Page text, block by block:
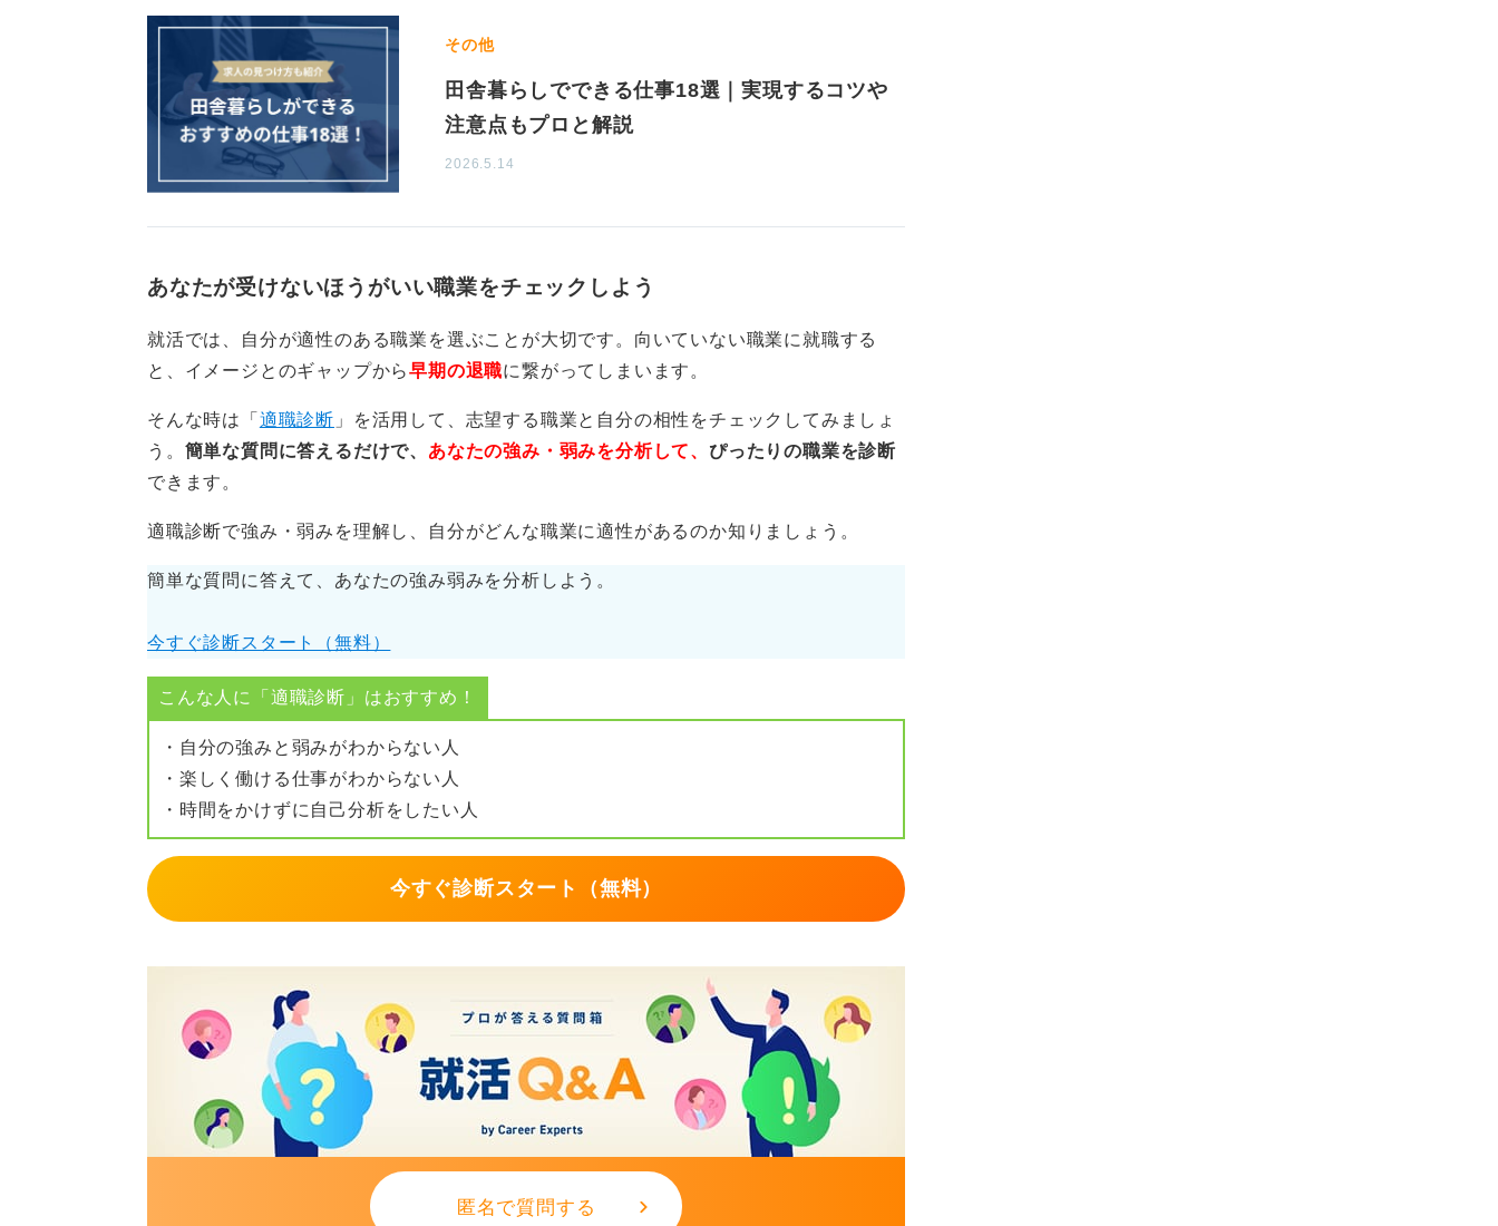
難しいかもしれません。障害を開示するかどうかは慎重に考え、自分にとって最
も働きやすい環境を選ぶことも重要となります。
就職活動に不安がある場合は、就労移行支援や職業訓練を利用するのも方法の一
つです。これにより、職場での適応力を高め、より自分に合った仕事を見つけや
すくなります。
た仕事を見つけるための自己分析をおこなって、支援機関も積極的に活用してみ
ましょう。
0
その他
田舎暮らしでできる仕事18選｜実現するコツや
注意点もプロと解説
2026.5.14
あなたが受けないほうがいい職業をチェックしよう
就活では、自分が適性のある職業を選ぶことが大切です。向いていない職業に就職する
と、イメージとのギャップから早期の退職に繋がってしまいます。
そんな時は「 適職診断 」を活用して、志望する職業と自分の相性をチェックしてみましょ
う。 簡単な質問に答えるだけで、 あなたの強み・弱みを分析して、 ぴったりの職業を診断
できます。
適職診断で強み・弱みを理解し、自分がどんな職業に適性があるのか知りましょう。
簡単な質問に答えて、あなたの強み弱みを分析しよう。
今すぐ診断スタート（無料）
こんな人に「適職診断」はおすすめ！
・自分の強みと弱みがわからない人
・楽しく働ける仕事がわからない人
・時間をかけずに自己分析をしたい人
今すぐ診断スタート（無料）
匿名で質問する